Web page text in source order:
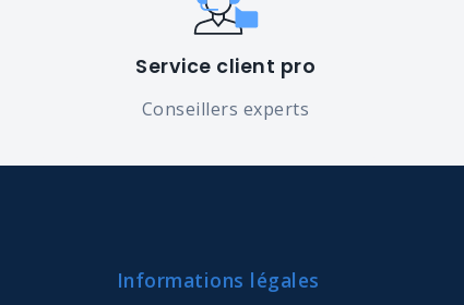
Service client pro
Conseillers experts
Informations légales